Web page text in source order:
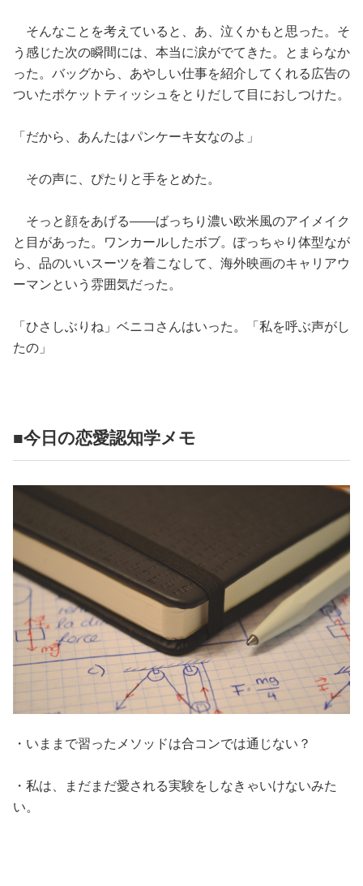
そんなことを考えていると、あ、泣くかもと思った。そ
う感じた次の瞬間には、本当に涙がでてきた。とまらなか
った。バッグから、あやしい仕事を紹介してくれる広告の
ついたポケットティッシュをとりだして目におしつけた。
「だから、あんたはパンケーキ女なのよ」
その声に、ぴたりと手をとめた。
そっと顔をあげる——ばっちり濃い欧米風のアイメイク
と目があった。ワンカールしたボブ。ぽっちゃり体型なが
ら、品のいいスーツを着こなして、海外映画のキャリアウ
ーマンという雰囲気だった。
「ひさしぶりね」ベニコさんはいった。「私を呼ぶ声がし
たの」
■今日の恋愛認知学メモ
・いままで習ったメソッドは合コンでは通じない？
・私は、まだまだ愛される実験をしなきゃいけないみた
い。